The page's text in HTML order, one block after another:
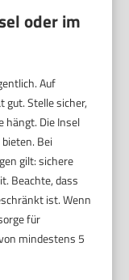
oder im
Auf
gut. Stelle sicher,
hängt. Die Insel
Bei
gilt: sichere
Beachte, dass
ist. Wenn
für
mindestens 5